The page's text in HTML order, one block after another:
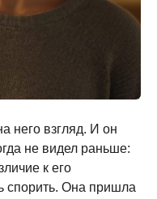
него взгляд. И он
не видел раньше:
к его
спорить. Она пришла